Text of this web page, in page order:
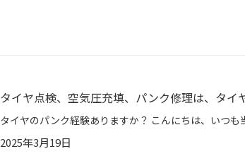
タイヤ点検、空気圧充填、パンク修理は、タイ
2025年3月19日